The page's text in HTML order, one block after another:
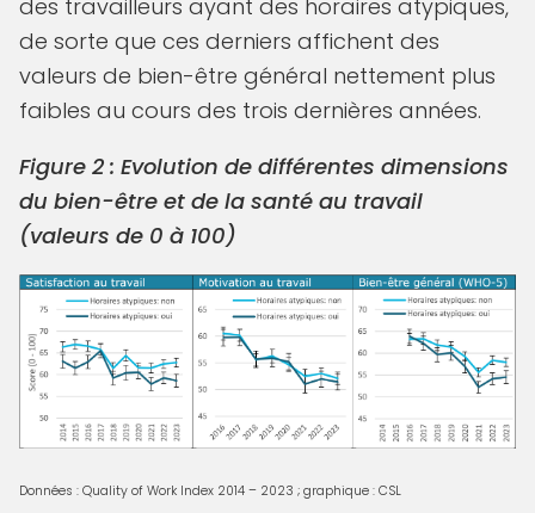
des travailleurs ayant des horaires atypiques,
de sorte que ces derniers affichent des
valeurs de bien-être général nettement plus
faibles au cours des trois dernières années.
Figure 2 : Evolution de différentes dimensions
du bien-être et de la santé au travail
(valeurs de 0 à 100)
Données : Quality of Work Index 2014 – 2023 ; graphique : CSL